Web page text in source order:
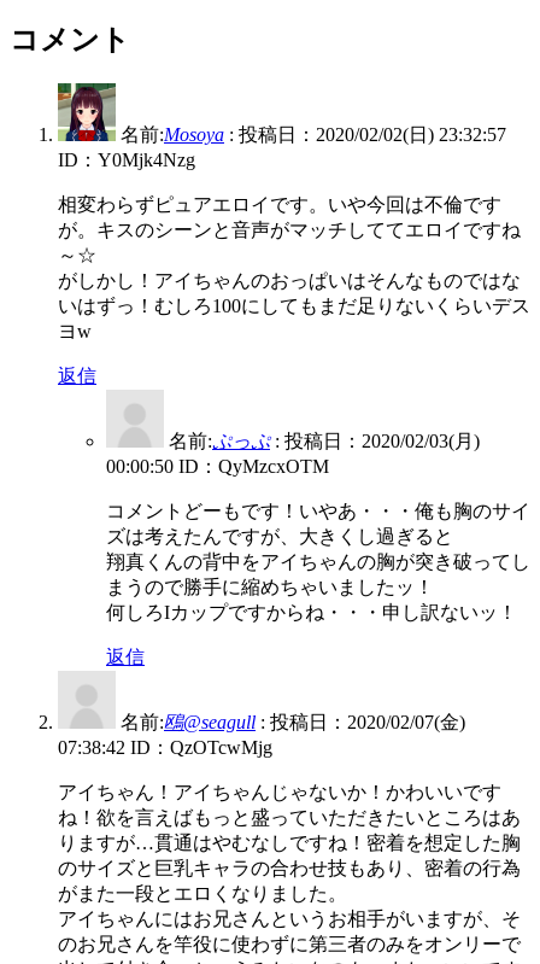
コメント
名前:Mosoya : 投稿日：2020/02/02(日) 23:32:57
ID：Y0Mjk4Nzg
相変わらずピュアエロイです。いや今回は不倫です
が。キスのシーンと音声がマッチしててエロイですね
～☆
がしかし！アイちゃんのおっぱいはそんなものではな
いはずっ！むしろ100にしてもまだ足りないくらいデス
ヨw
返信
名前:ぷっぷ: 投稿日：2020/02/03(月)
00:00:50 ID：QyMzcxOTM
コメントどーもです！いやあ・・・俺も胸のサイ
ズは考えたんですが、大きくし過ぎると
翔真くんの背中をアイちゃんの胸が突き破ってし
まうので勝手に縮めちゃいましたッ！
何しろIカップですからね・・・申し訳ないッ！
返信
名前:鴎@seagull : 投稿日：2020/02/07(金)
07:38:42 ID：QzOTcwMjg
アイちゃん！アイちゃんじゃないか！かわいいです
ね！欲を言えばもっと盛っていただきたいところはあ
りますが…貫通はやむなしですね！密着を想定した胸
のサイズと巨乳キャラの合わせ技もあり、密着の行為
がまた一段とエロくなりました。
アイちゃんにはお兄さんというお相手がいますが、そ
のお兄さんを竿役に使わずに第三者のみをオンリーで